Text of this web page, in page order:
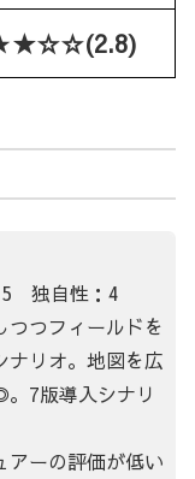
★☆☆(2.8)
独自性：4
つつフィールドを
ナリオ。地図を広
7版導入シナリ
アーの評価が低い